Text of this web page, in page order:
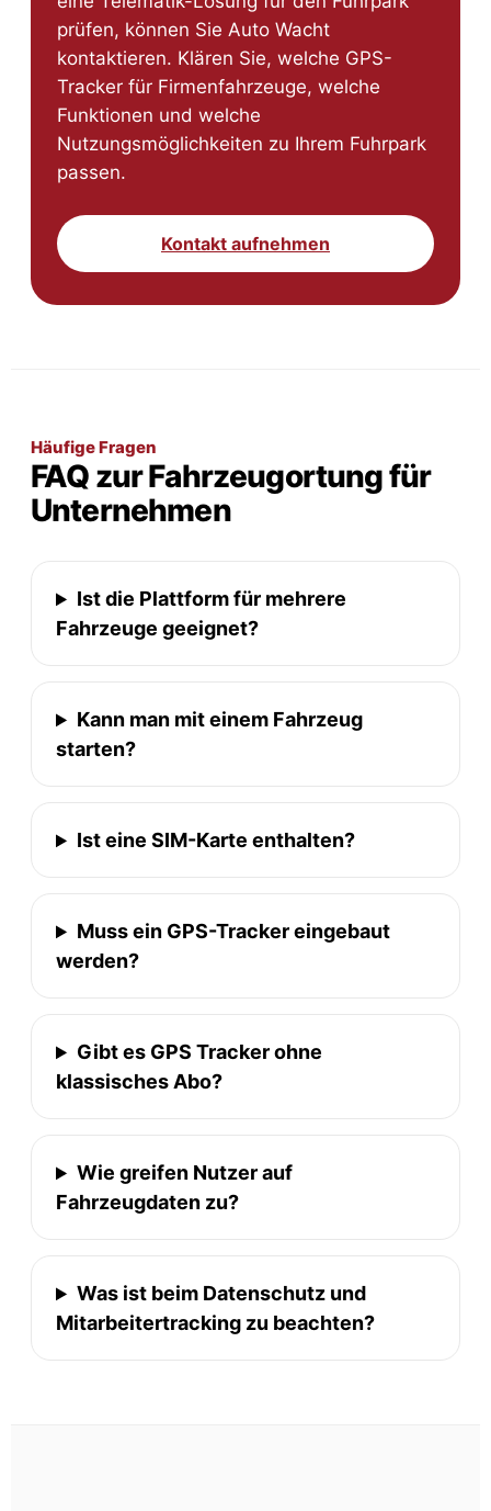
prüfen, können Sie Auto Wacht
kontaktieren. Klären Sie, welche GPS-
Tracker für Firmenfahrzeuge, welche
Funktionen und welche
Nutzungsmöglichkeiten zu Ihrem Fuhrpark
passen.
Kontakt aufnehmen
Häufige Fragen
FAQ zur Fahrzeugortung für
Unternehmen
Ist die Plattform für mehrere
Fahrzeuge geeignet?
Kann man mit einem Fahrzeug
starten?
Ist eine SIM-Karte enthalten?
Muss ein GPS-Tracker eingebaut
werden?
Gibt es GPS Tracker ohne
klassisches Abo?
Wie greifen Nutzer auf
Fahrzeugdaten zu?
Was ist beim Datenschutz und
Mitarbeitertracking zu beachten?